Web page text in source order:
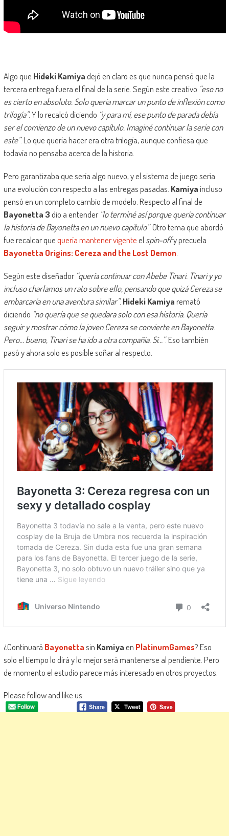
Algo que Hideki Kamiyadejó en claro es que nunca pensó que la
tercera entrega fuera el final de la serie. Según este creativo “eso no
es cierto en absoluto. Solo quería marcar un punto de inflexión como
trilogía”. Y lo recalcó diciendo “y para mí, ese punto de parada debía
ser el comienzo de un nuevo capítulo. Imaginé continuar la serie con
este”. Lo que quería hacer era otra trilogía, aunque confiesa que
todavía no pensaba acerca de la historia.
Pero garantizaba que sería algo nuevo, y el sistema de juego sería
una evolución con respecto a las entregas pasadas. Kamiyaincluso
pensó en un completo cambio de modelo. Respecto al final de
Bayonetta 3dio a entender “lo terminé así porque quería continuar
la historia de Bayonetta en un nuevo capítulo”. Otro tema que abordó
fue recalcar quequería mantener vigenteel spin-offy precuela
Bayonetta Origins: Cereza and the Lost Demon.
Según este diseñador “quería continuar con Abebe Tinari. Tinari y yo
incluso charlamos un rato sobre ello, pensando que quizá Cereza se
embarcaría en una aventura similar”.Hideki Kamiyaremató
diciendo “no quería que se quedara solo con esa historia. Quería
seguir y mostrar cómo la joven Cereza se convierte en Bayonetta.
Pero… bueno, Tinari se ha ido a otra compañía. Sí…”. Eso también
pasó y ahora solo es posible soñar al respecto.
¿Continuará Bayonettasin Kamiyaen PlatinumGames? Eso
solo el tiempo lo dirá y lo mejor será mantenerse al pendiente. Pero
de momento el estudio parece más interesado en otros proyectos.
Please follow and like us: